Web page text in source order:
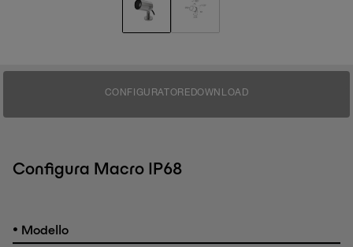
CONFIGURATORE DOWNLOAD
Configura Macro IP68
• Modello